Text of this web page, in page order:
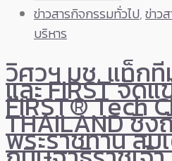
ข่าวสารกิจกรรมทั่วไป,ข่าว
บริหาร
วิศวฯ มช. แท็ก
และ FIRST จัด
FIRST® Tech
THAILAND ชิง
พระราชทาน สม